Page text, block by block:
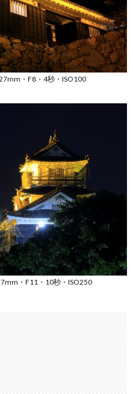
・F8・4秒・ISO100
・F11・10秒・ISO250